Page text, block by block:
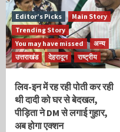
Editor’s Picks
Main Story
Trending Story
You may have missed
अन्य
उत्तराखंड
देहरादून राष्ट्रीय
लिव-इन में रह रही पोती कर रही
थी दादी को घर से बेदखल,
पीड़िता ने DM से लगाई गुहार,
अब होगा एक्शन